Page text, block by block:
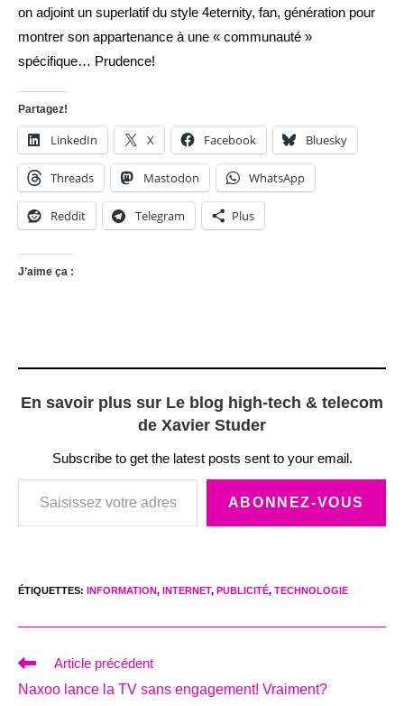
on adjoint un superlatif du style 4eternity, fan, génération pour
montrer son appartenance à une « communauté »
spécifique… Prudence!
Partagez!
LinkedIn X Facebook Bluesky
Threads Mastodon WhatsApp
Reddit Telegram Plus
J’aime ça :
En savoir plus sur Le blog high-tech & telecom
de Xavier Studer
Subscribe to get the latest posts sent to your email.
Saisissez votre adresse e-mail…
ABONNEZ-VOUS
ÉTIQUETTES: INFORMATION, INTERNET, PUBLICITÉ, TECHNOLOGIE
Read
articles
Article précédent
Naxoo lance la TV sans engagement! Vraiment?